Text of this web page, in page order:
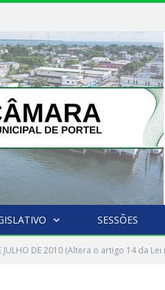
SESSÕES
JULHO DE 2010 (Altera o artigo 14 da